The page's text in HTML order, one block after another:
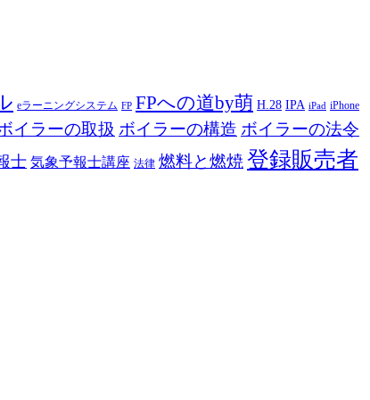
eラーニングシステム FP FPへの道by萌 H.28 IPA iPad iPhone
イラーの取扱 ボイラーの構造 ボイラーの法令
士 気象予報士講座 法律 燃料と燃焼 登録販売者